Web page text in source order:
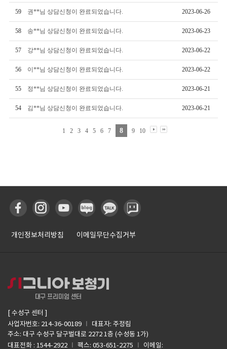
59 권**님 상담신청이 완료되었습니다. 2023-06-26
58 송**님 상담신청이 완료되었습니다. 2023-06-23
57 강**님 상담신청이 완료되었습니다. 2023-06-22
56 이**님 상담신청이 완료되었습니다. 2023-06-22
55 정**님 상담신청이 완료되었습니다. 2023-06-21
54 김**님 상담신청이 완료되었습니다. 2023-06-21
1 2 3 4 5 6 7 8 9 10
개인정보처리방침 이메일무단수집거부
[ 수성구 센터 ]
사업자번호: 214-36-00189 I 대표자: 주정림
주소: 대구 수성구 달구벌대로 2272 1층 (수성동 1가)
대표전화 : 1544-2922 I 팩스: 053-651-2275 I 이메일: